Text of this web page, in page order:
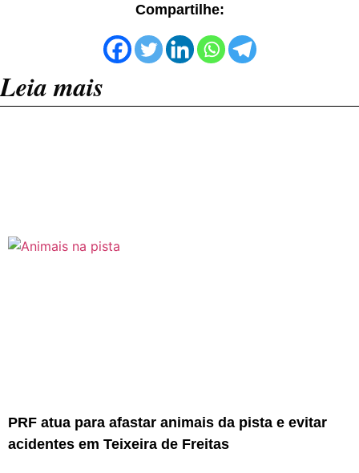
Compartilhe:
Leia mais
PRF atua para afastar animais da pista e evitar
acidentes em Teixeira de Freitas